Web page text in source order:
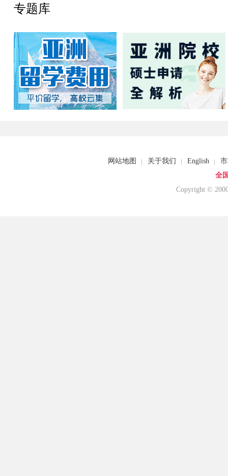
专题库
网站地图 关于我们 English
全
Copyright ©